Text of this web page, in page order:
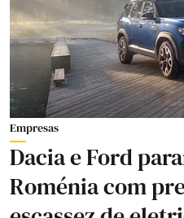
Empresas
Dacia e Ford
Roménia com